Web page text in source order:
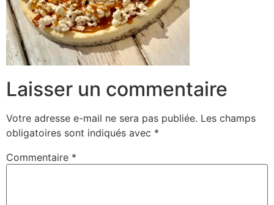
Laisser un commentaire
Votre adresse e-mail ne sera pas publiée. Les champs
obligatoires sont indiqués avec *
Commentaire *